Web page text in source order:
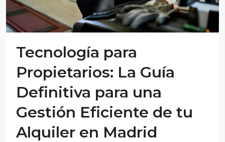
Tecnología para
Propietarios: La Guía
Definitiva para una
Gestión Eficiente de tu
Alquiler en Madrid